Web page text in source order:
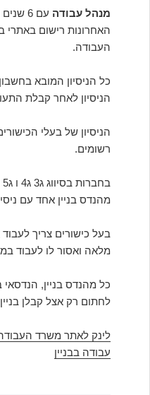
מנהל עבודה
האחרונות רישום באתרי
העבודה.
כל הניסיון המובא
הניסיון לאחר קבלת
הניסיון של בעלי
רשומים.
מהנדס בניין אחד עם
בעל כישורים צריך
מלאה ואסור לו לעבוד
כל מהנדס בניין, הנדסאי
לחתום רק אצל קבלן
לינק לאתר משרד
עבודה בבניין